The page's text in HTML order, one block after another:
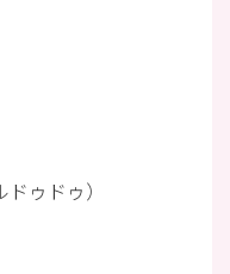
ゥドゥ）